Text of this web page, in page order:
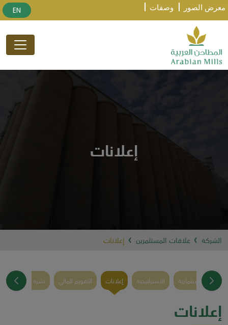
معرض الصور وصفات EN
إعلانات
الشركة علاقات المستثمرين إعلانات
أبرز المزايا الاستثمارية الاستراتيجية إعلانات التقويم المالي نشرة الحقائق
إعلانات